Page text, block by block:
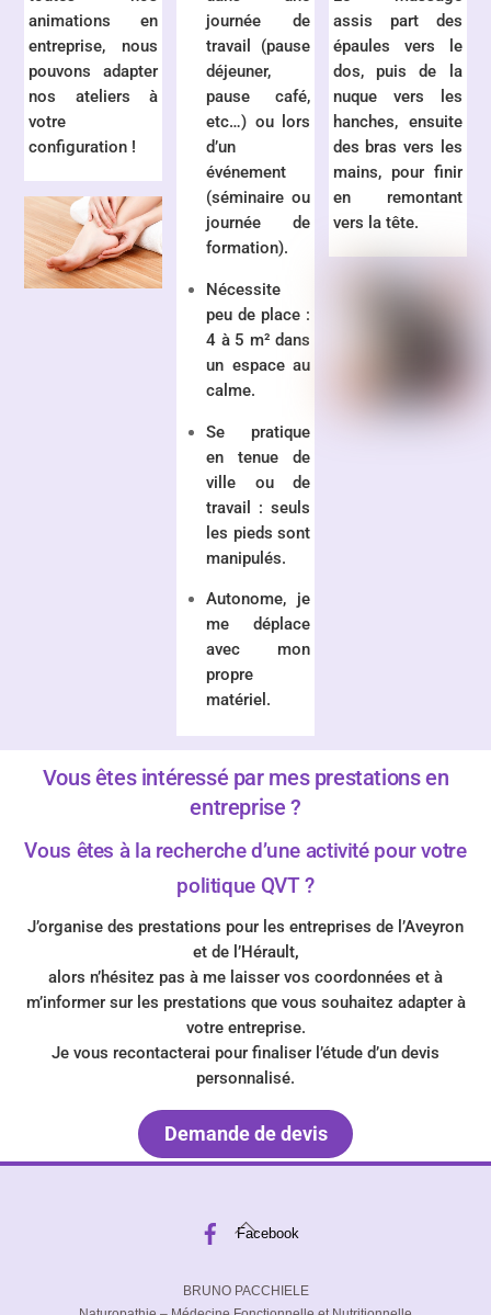
animations en
entreprise, nous
pouvons adapter
nos ateliers à
votre
configuration !
journée de
travail (pause
déjeuner,
pause café,
etc…) ou lors
d’un
événement
(séminaire ou
journée de
formation).
Nécessite
peu de place :
4 à 5 m² dans
un espace au
calme.
Se pratique
en tenue de
ville ou de
travail : seuls
les pieds sont
manipulés.
Autonome, je
me déplace
avec mon
propre
matériel.
assis part des
épaules vers le
dos, puis de la
nuque vers les
hanches, ensuite
des bras vers les
mains, pour finir
en remontant
vers la tête.
Vous êtes intéressé par mes prestations en
entreprise ?
Vous êtes à la recherche d’une activité pour votre
politique QVT ?
J’organise des prestations pour les entreprises de l’Aveyron
et de l’Hérault,
alors n’hésitez pas à me laisser vos coordonnées et à
m’informer sur les prestations que vous souhaitez adapter à
votre entreprise.
Je vous recontacterai pour finaliser l’étude d’un devis
personnalisé.
Demande de devis
Back
To
Facebook
BRUNO PACCHIELE